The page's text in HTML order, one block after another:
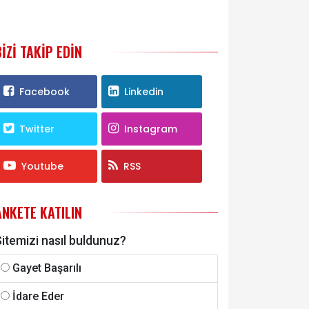
TAKIP EDIN
Facebook Linkedin
Twitter Instagram
Youtube RSS
KATILIN
nasıl buldunuz?
Gayet Başarılı
İdare Eder